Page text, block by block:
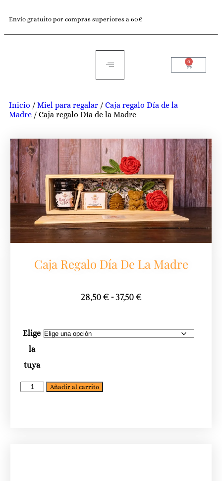
Envío gratuito por compras superiores a 60€
0
Inicio / Miel para regalar / Caja regalo Día de la
Madre / Caja regalo Día de la Madre
Caja Regalo Día De La Madre
28,50 € - 37,50 €
Elige
la
tuya
Añadir al carrito